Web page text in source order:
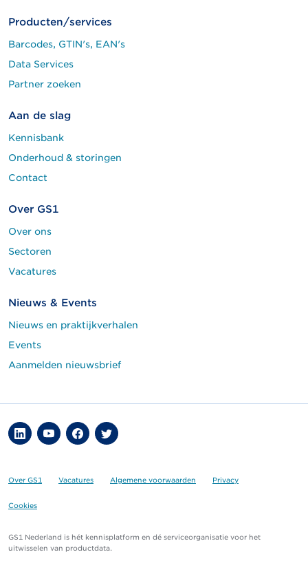
Producten/services
Barcodes, GTIN's, EAN's
Data Services
Partner zoeken
Aan de slag
Kennisbank
Onderhoud & storingen
Contact
Over GS1
Over ons
Sectoren
Vacatures
Nieuws & Events
Nieuws en praktijkverhalen
Events
Aanmelden nieuwsbrief
Over GS1 Vacatures Algemene voorwaarden Privacy
Cookies
GS1 Nederland is hét kennisplatform en dé serviceorganisatie voor het
uitwisselen van productdata.